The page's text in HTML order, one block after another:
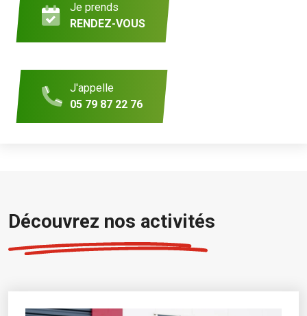
Je prends
RENDEZ-VOUS
J'appelle
05 79 87 22 76
Découvrez nos activités